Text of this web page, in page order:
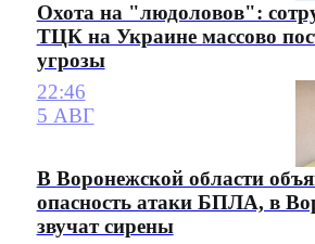
Охота на "людоловов":
ТЦК на Украине массово
угрозы
22:46
5 АВГ
В Воронежской области
опасность атаки БПЛА, в
звучат сирены